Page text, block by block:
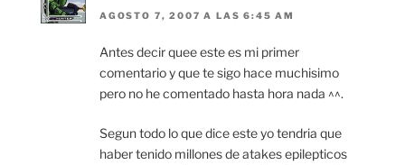
AGOSTO 7, 2007 A LAS 6:45 AM
Antes decir quee este es mi primer
comentario y que te sigo hace muchisimo
pero no he comentado hasta hora nada ^^.
Segun todo lo que dice este yo tendria que
haber tenido millones de atakes epilepticos